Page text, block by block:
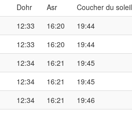
Dohr Asr Coucher du soleil
12:33 16:20 19:44
12:33 16:20 19:44
12:34 16:21 19:45
12:34 16:21 19:45
12:34 16:21 19:46